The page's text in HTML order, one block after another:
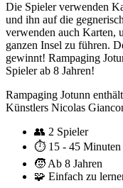
Die Spieler verwenden
und ihn auf die
verwenden auch Karten,
ganzen Insel zu führen.
gewinnt! Rampaging
Spieler ab 8 Jahren!
Rampaging Jotunn
Künstlers Nicolas
👥 2 Spieler
⏱️ 15 - 45 Minuten
🧒 Ab 8 Jahren
🧩 Einfach zu